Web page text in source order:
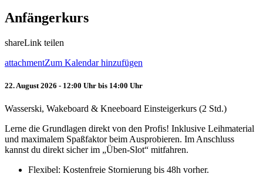
Anfängerkurs
shareLink teilen
attachmentZum Kalendar hinzufügen
22. August 2026 - 12:00 Uhr bis 14:00 Uhr
Wasserski, Wakeboard & Kneeboard Einsteigerkurs (2 Std.)
Lerne die Grundlagen direkt von den Profis! Inklusive Leihmaterial
und maximalem Spaßfaktor beim Ausprobieren. Im Anschluss
kannst du direkt sicher im „Üben-Slot“ mitfahren.
Flexibel: Kostenfreie Stornierung bis 48h vorher.